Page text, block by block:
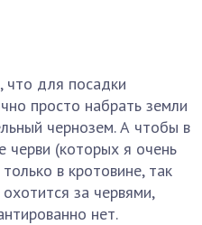
что для посадки
просто набрать земли
чернозем. А чтобы в
черви (которых я очень
в кротовине, так
за червями,
нет.